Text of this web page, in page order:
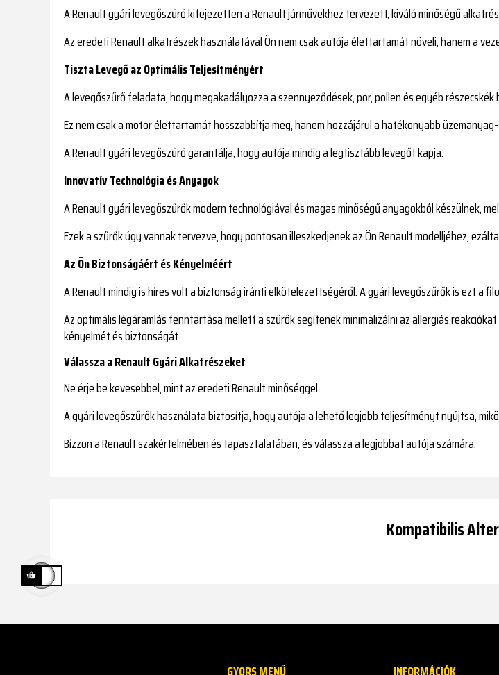
A Renault gyári levegőszűrő kifejezetten a Renault járművekhez tervezett, kiváló minőségű
Az eredeti Renault alkatrészek használatával Ön nem csak autója élettartamát növeli, hanem a
Tiszta Levegő az Optimális Teljesítményért
A levegőszűrő feladata, hogy megakadályozza a szennyeződések, por, pollen és egyéb
Ez nem csak a motor élettartamát hosszabbítja meg, hanem hozzájárul a hatékonyabb
A Renault gyári levegőszűrő garantálja, hogy autója mindig a legtisztább levegőt kapja.
Innovatív Technológia és Anyagok
A Renault gyári levegőszűrők modern technológiával és magas minőségű anyagokból készülnek,
Ezek a szűrők úgy vannak tervezve, hogy pontosan illeszkedjenek az Ön Renault modelljéhez,
Az Ön Biztonságáért és Kényelméért
A Renault mindig is híres volt a biztonság iránti elkötelezettségéről. A gyári levegőszűrők is ezt a
Az optimális légáramlás fenntartása mellett a szűrők segítenek minimalizálni az allergiás
kényelmét és biztonságát.
Válassza a Renault Gyári Alkatrészeket
Ne érje be kevesebbel, mint az eredeti Renault minőséggel.
A gyári levegőszűrők használata biztosítja, hogy autója a lehető legjobb teljesítményt nyújtsa,
Bízzon a Renault szakértelmében és tapasztalatában, és válassza a legjobbat autója számára.
Kompatibilis